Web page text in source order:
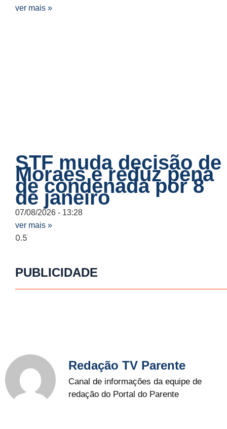
ver mais »
STF muda decisão de
Moraes e reduz pena
de condenada por 8
de janeiro
07/08/2026
13:28
ver mais »
PUBLICIDADE
Redação TV Parente
Canal de informações da equipe de
redação do Portal do Parente